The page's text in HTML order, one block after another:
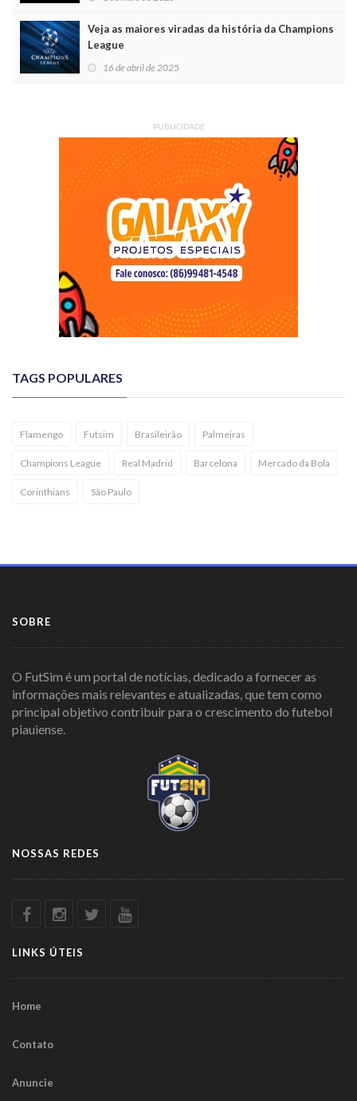
Veja as maiores viradas da história da Champions
League
16 de abril de 2025
PUBLICIDADE
TAGS POPULARES
Flamengo Futsim Brasileirão Palmeiras
Champions League Real Madrid Barcelona Mercado da Bola
Corinthians São Paulo
SOBRE
O FutSim é um portal de notícias, dedicado a fornecer as
informações mais relevantes e atualizadas, que tem como
principal objetivo contribuir para o crescimento do futebol
piauiense.
NOSSAS REDES
LINKS ÚTEIS
Home
Contato
Anuncie